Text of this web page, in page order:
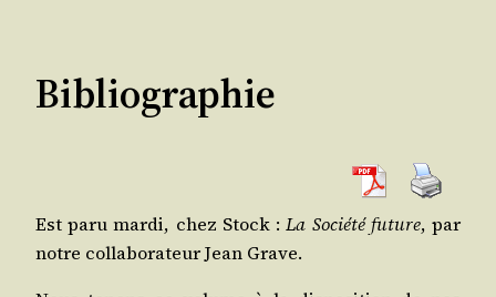
Bibliographie
Est paru mar­di, chez Stock :La Socié­té future, par
notre col­la­bo­ra­teur Jean Grave.